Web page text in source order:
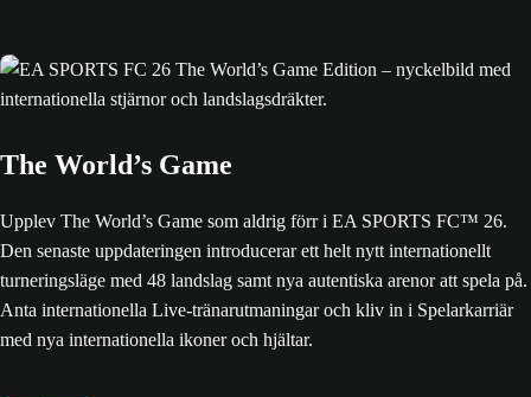
The World’s Game
Upplev The World’s Game som aldrig förr i EA SPORTS FC™ 26.
Den senaste uppdateringen introducerar ett helt nytt internationellt
turneringsläge med 48 landslag samt nya autentiska arenor att spela på.
Anta internationella Live-tränarutmaningar och kliv in i Spelarkarriär
med nya internationella ikoner och hjältar.